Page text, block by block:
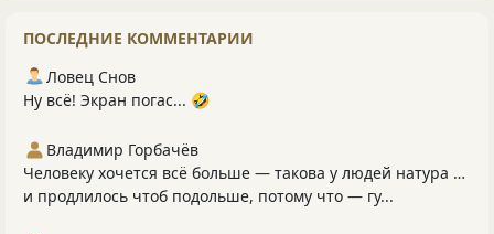
ПОСЛЕДНИЕ КОММЕНТАРИИ
Ловец Снов
Ну всё! Экран погас... 🤣
Владимир Горбачёв
Человеку хочется всё больше — такова у людей натура …
и продлилось чтоб подольше, потому что — гу...